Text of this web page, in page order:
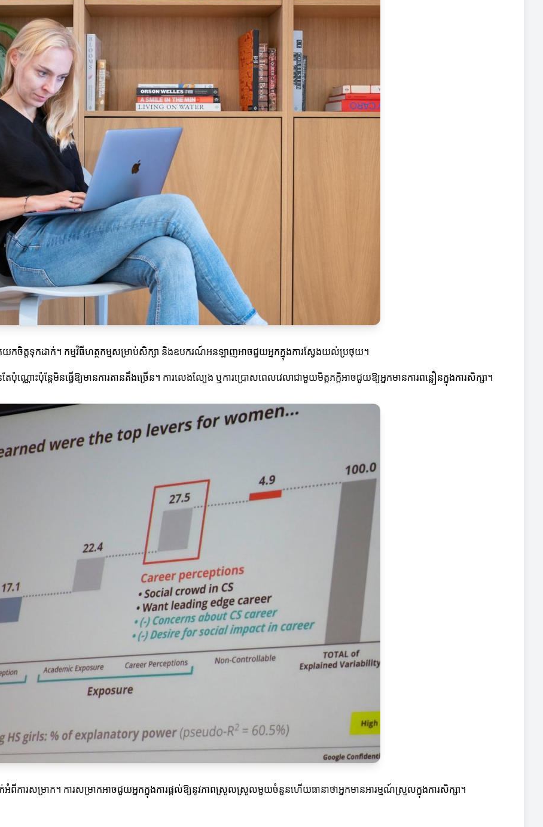
ែយកចិត្តទុកដាក់។ កម្មវិធីហត្ថកម្មសម្រាប់សិក្សា និងឧបករណ៍អនឡាញអាចជួយអ្នកក្នុងការស្វែងយល់ប្រថុយ។
ប៉ុណ្ណោះប៉ុន្តែមិនធ្វើឱ្យមានការតានតឹងច្រើន។ ការលេងល្បែង ឬការប្រោសពេលវេលាជាមួយមិត្តភក្តិអាចជួយឱ្យអ្នកមានការពន្លឿនក្នុងការសិក្សា។
អំពីការសម្រាក។ ការសម្រាកអាចជួយអ្នកក្នុងការផ្ដល់ឱ្យនូវភាពស្រួលស្រួលមួយចំនួនហើយធានាថាអ្នកមានអារម្មណ៍ស្រួលក្នុងការសិក្សា។